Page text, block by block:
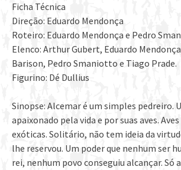
Ficha Técnica
Direção: Eduardo Mendonça
Roteiro: Eduardo Mendonça e Pedro
Elenco: Arthur Gubert, Eduardo
Barison, Pedro Smaniotto e Tiago Prade.
Figurino: Dé Dullius
Sinopse: Alcemar é um simples pedreiro.
apaixonado pela vida e por suas aves.
exóticas. Solitário, não tem ideia da
lhe reservou. Um poder que nenhum ser
rei, nenhum povo conseguiu alcançar. Só